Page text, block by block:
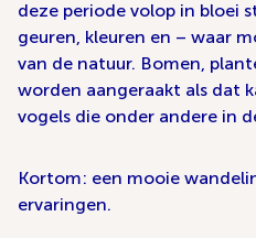
deze periode volop in bloei
geuren, kleuren en – waar
van de natuur. Bomen,
worden aangeraakt als dat
vogels die onder andere in
Kortom: een mooie
ervaringen.